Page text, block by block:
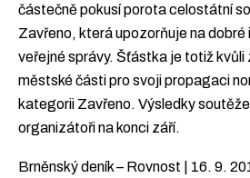
částečně pokusí porota celostátní
Zavřeno, která upozorňuje na dobré
veřejné správy. Šťástka je totiž kvůli
městské části pro svoji propagaci
kategorii Zavřeno. Výsledky
organizátoři na konci září.
Brněnský deník – Rovnost | 16. 9.